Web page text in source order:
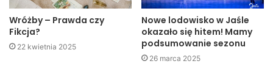
Wróżby – Prawda czy
Fikcja?
22 kwietnia 2025
Nowe lodowisko w Jaśle
okazało się hitem! Mamy
podsumowanie sezonu
26 marca 2025